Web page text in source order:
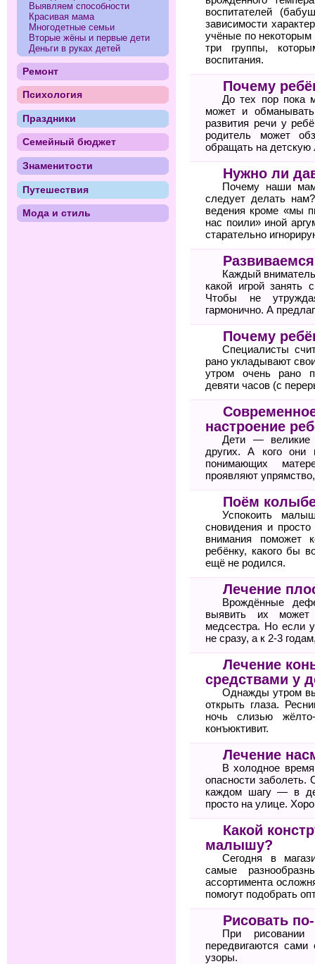
воспитателей
зависимости
учёные по некоторым
три группы,
воспитания.
Почему
До тех пор пока
может и
развития речи у
родитель может
обращать на детскую
Нужно ли
Почему наши
следует делать
ведения кроме «мы
нас поили» иной
старательно
Каждый
какой игрой занять
Чтобы не
гармонично. А
Почему
Специалисты
рано укладывают
утром очень рано
девяти часов (с
настроение
Дети — великие
других. А кого
понимающих
проявляют
Поём
Успокоить
сновидения и
внимания поможет
ребёнку, какого бы
ещё не родился.
Лечение
Врождённые
выявить их может
медсестра. Но если
не сразу, а к 2-3
Лечение
средствами у
Однажды утром
открыть глаза.
ночь слизью
конъюктивит.
Лечение
В холодное время
опасности
каждом шагу — в
просто на улице.
Какой
малышу?
Сегодня в
самые
ассортимента
помогут подобрать
Рисовать
При
передвигаются
узоры.
Выявляем способности
Красивая мама
Многодетные семьи
Вторые жёны и первые дети
Деньги в руках детей
Ремонт
Психология
Праздники
Семейный бюджет
Знаменитости
Путешествия
Мода и стиль